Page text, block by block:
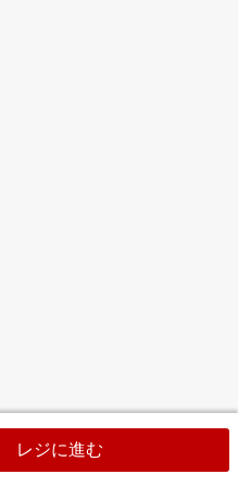
レジに進む